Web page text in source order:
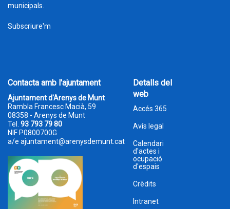
municipals.
Subscriure'm
Contacta amb l'ajuntament
Ajuntament d'Arenys de Munt
Rambla Francesc Macià, 59
08358 - Arenys de Munt
Tel. 93 793 79 80
NIF P0800700G
a/e ajuntament@arenysdemunt.cat
Detalls del
web
Accés 365
Avís legal
Calendari
d'actes i
ocupació
d'espais
Crèdits
Intranet